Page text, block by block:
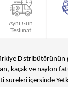
Aynı Gün
Teslimat
Distribütörünün
kaçak ve naylon
süreleri içersinde